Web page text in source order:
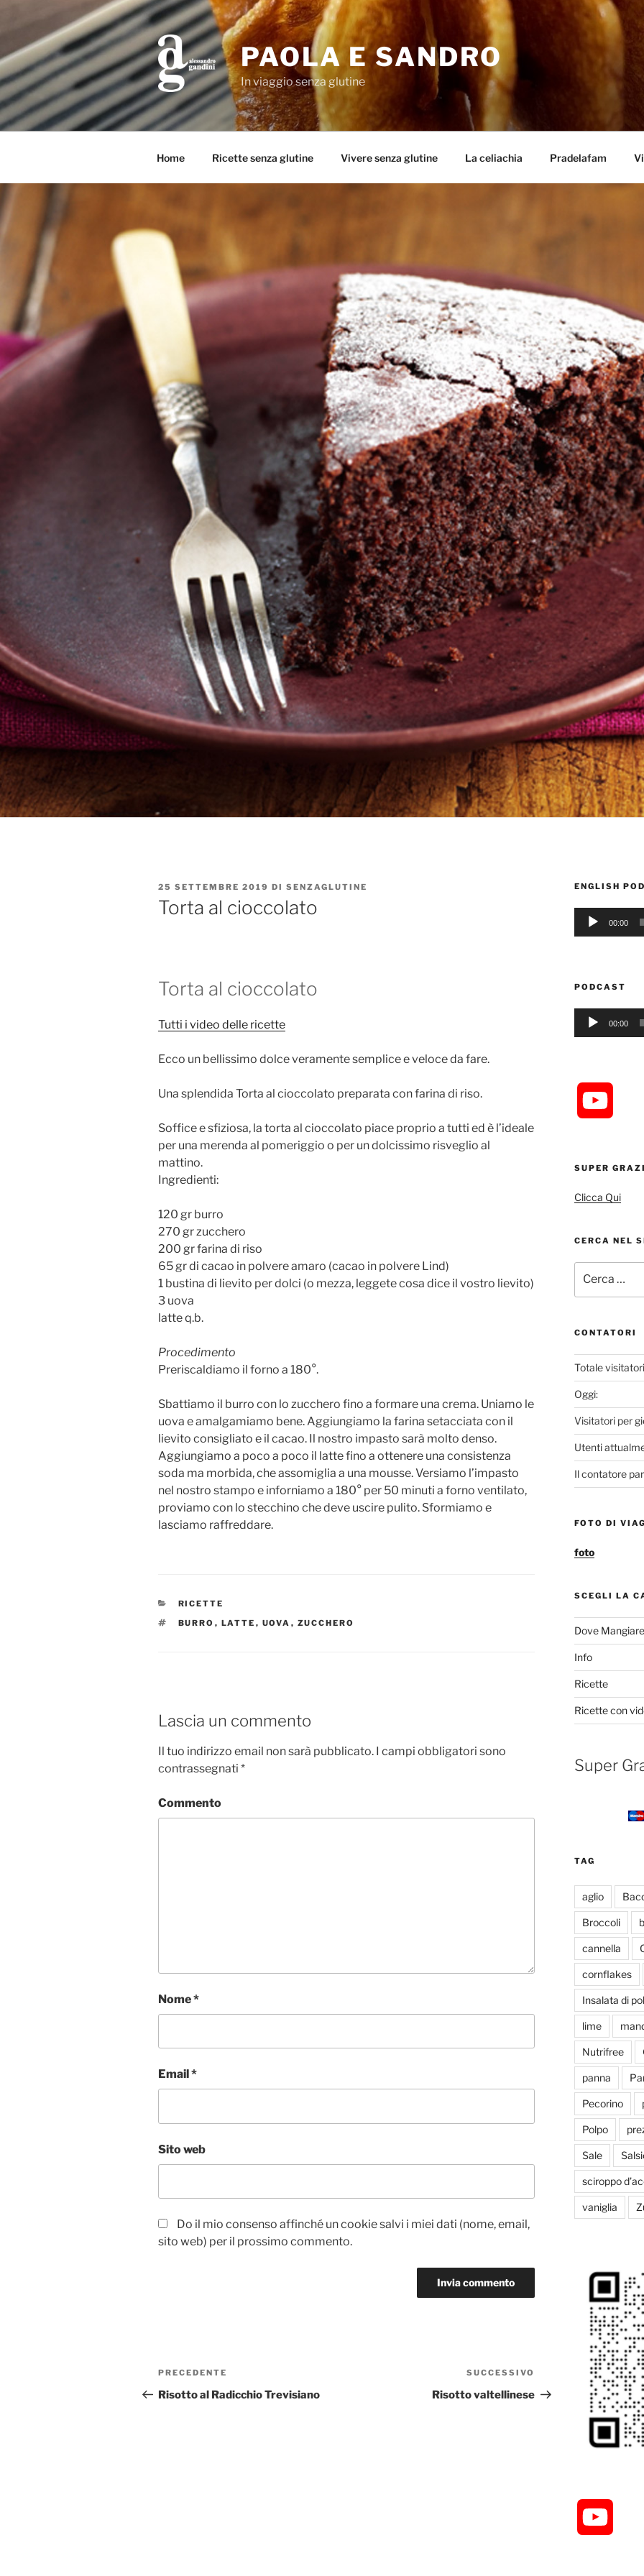
contenuto
PAOLA E SANDRO
In viaggio senza glutine
Home Ricette senza glutine Vivere senza glutine La celiachia Pradelafam
PUBBLICATO
IL
25 SETTEMBRE 2019 DI SENZAGLUTINE
Torta al cioccolato
Torta al cioccolato
Tutti i video delle ricette
Ecco un bellissimo dolce veramente semplice e veloce da fare.
Una splendida Torta al cioccolato preparata con farina di riso.
Soffice e sfiziosa, la torta al cioccolato piace proprio a tutti ed è l’ideale
per una merenda al pomeriggio o per un dolcissimo risveglio al
mattino.
Ingredienti:
120 gr burro
270 gr zucchero
200 gr farina di riso
65 gr di cacao in polvere amaro (cacao in polvere Lind)
1 bustina di lievito per dolci (o mezza, leggete cosa dice il vostro lievito)
3 uova
latte q.b.
Procedimento
Preriscaldiamo il forno a 180°.
Sbattiamo il burro con lo zucchero fino a formare una crema. Uniamo le
uova eamalgamiamo bene. Aggiungiamo la farina setacciata con il
lievito consigliato e il cacao. Il nostro impasto sarà molto denso.
Aggiungiamo a poco a poco il latte fino a ottenere una consistenza
soda ma morbida, che assomiglia a una mousse. Versiamo l’impasto
nel nostro stampo e inforniamo a 180° per 50 minuti a forno ventilato,
proviamo con lo stecchino che deve uscire pulito. Sformiamo e
lasciamo raffreddare.
CATEGORIE
RICETTE
TAG
BURRO , LATTE , UOVA , ZUCCHERO
Lascia un commento
Il tuo indirizzo email non sarà pubblicato. I campi obbligatori sono
contrassegnati *
Commento
Nome*
Email *
Sito web
Do il mio consenso affinché un cookie salvi i miei dati (nome, email,
sito web) per il prossimo commento.
Navigazione
articoli
Articolo
precedente:
PRECEDENTE
Risotto al Radicchio Trevisiano
successivo
SUCCESSIVO
Risotto valtellinese
ENGLISH
Audio
Player
00:00
PODCAST
Audio
Player
00:00
u
u
b
C
a
n
SUPER
Clicca Qui
CERCA NEL
CONTATORI
Totale
Oggi:
Visitatori per
Utenti
Il contatore
FOTO DI
foto
SCEGLI LA
Dove Mangiare
Info
Ricette
Ricette con
Super
TAG
aglio
Broccoli
cannella
cornflakes
Insalata di
lime
Nutrifree
panna
Pecorino
Polpo
Sale
sciroppo
vaniglia